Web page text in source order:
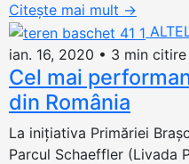
Citește mai mult →
ian. 16, 2020 • 3 min citire
Cel mai
din România
La inițiativa Primăriei
Parcul Schaeffler (Livada